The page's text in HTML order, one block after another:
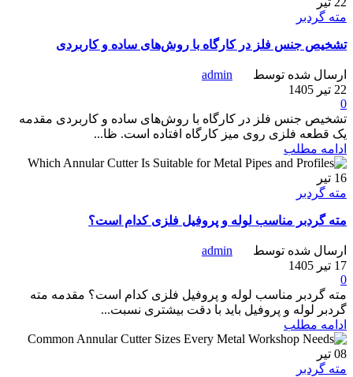
مته گردبر
تشخیص جنس فلز در کارگاه با روش‌های ساده و کاربردی
ارسال شده توسط
admin
22 تیر 1405
0
تشخیص جنس فلز در کارگاه با روش‌های ساده و کاربردی مقدمه
یک قطعه فلزی روی میز کارگاه افتاده است. ظا...
ادامه مطلب
16 تیر
مته گردبر
مته گردبر مناسب لوله و پروفیل فلزی کدام است؟
ارسال شده توسط
admin
17 تیر 1405
0
مته گردبر مناسب لوله و پروفیل فلزی کدام است؟ مقدمه مته
گردبر لوله و پروفیل باید با دقت بیشتری نسبت...
ادامه مطلب
08 تیر
مته گردبر